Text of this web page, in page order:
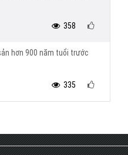
358
hơn 900 năm tuổi trước
335